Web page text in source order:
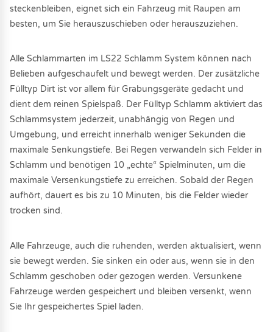
steckenbleiben, eignet sich ein Fahrzeug mit Raupen am
besten, um Sie herauszuschieben oder herauszuziehen.
Alle Schlammarten im LS22 Schlamm System können nach
Belieben aufgeschaufelt und bewegt werden. Der zusätzliche
Fülltyp Dirt ist vor allem für Grabungsgeräte gedacht und
dient dem reinen Spielspaß. Der Fülltyp Schlamm aktiviert das
Schlammsystem jederzeit, unabhängig von Regen und
Umgebung, und erreicht innerhalb weniger Sekunden die
maximale Senkungstiefe. Bei Regen verwandeln sich Felder in
Schlamm und benötigen 10 „echte“ Spielminuten, um die
maximale Versenkungstiefe zu erreichen. Sobald der Regen
aufhört, dauert es bis zu 10 Minuten, bis die Felder wieder
trocken sind.
Alle Fahrzeuge, auch die ruhenden, werden aktualisiert, wenn
sie bewegt werden. Sie sinken ein oder aus, wenn sie in den
Schlamm geschoben oder gezogen werden. Versunkene
Fahrzeuge werden gespeichert und bleiben versenkt, wenn
Sie Ihr gespeichertes Spiel laden.